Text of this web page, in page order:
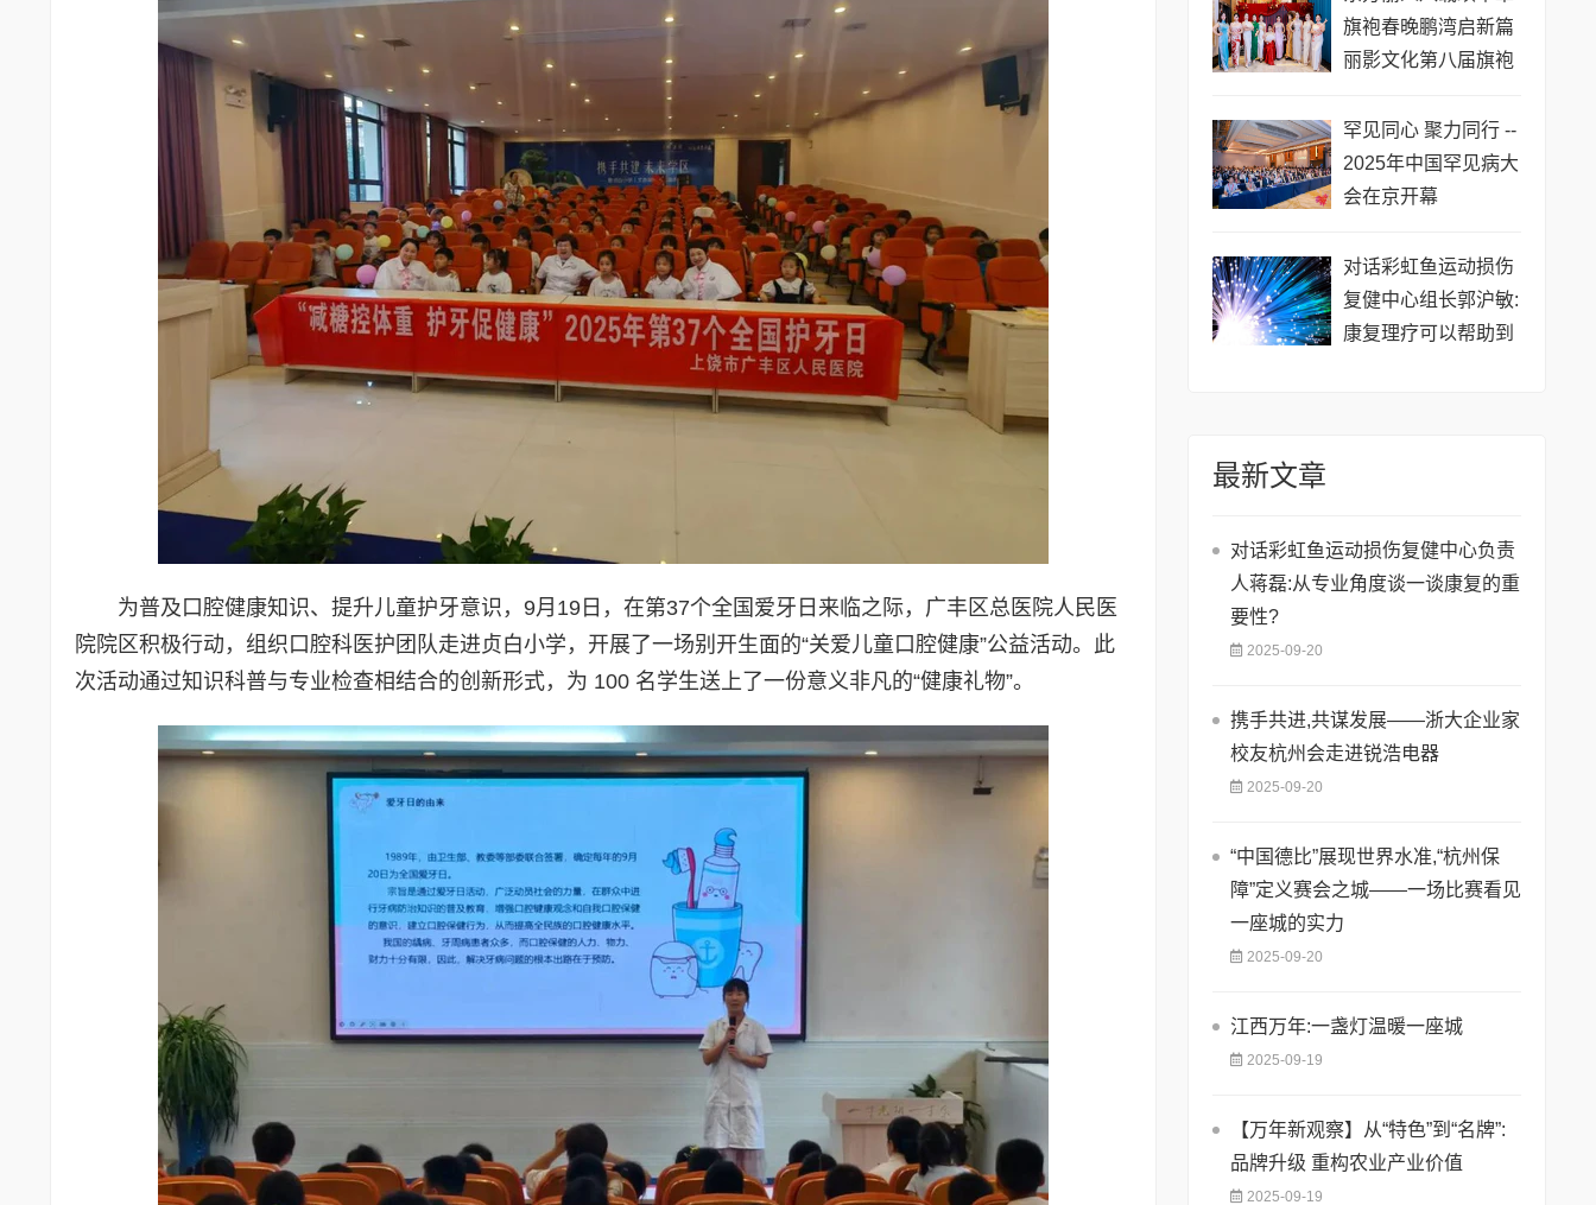
为普及口腔健康知识、提升儿童护牙意识，9月19日，在第37个全国爱牙日来临之际，广丰区总医院人民医
院院区积极行动，组织口腔科医护团队走进贞白小学，开展了一场别开生面的“关爱儿童口腔健康”公益活动。此
次活动通过知识科普与专业检查相结合的创新形式，为 100 名学生送上了一份意义非凡的“健康礼物”。
旗袍春晚鹏湾启新篇
丽影文化第八届旗袍
罕见同心 聚力同行 --
2025年中国罕见病大
会在京开幕
对话彩虹鱼运动损伤
复健中心组长郭沪敏:
康复理疗可以帮助到
最新文章
对话彩虹鱼运动损伤复健中心负责
人蒋磊:从专业角度谈一谈康复的重
要性?
2025-09-20
携手共进,共谋发展——浙大企业家
校友杭州会走进锐浩电器
2025-09-20
“中国德比”展现世界水准,“杭州保
障”定义赛会之城——一场比赛看见
一座城的实力
2025-09-20
江西万年:一盏灯温暖一座城
2025-09-19
【万年新观察】从“特色”到“名牌”:
品牌升级 重构农业产业价值
2025-09-19